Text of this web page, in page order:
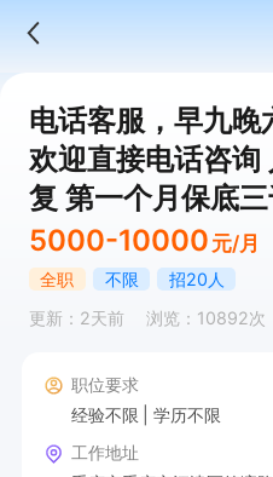
电话客服，早九晚
欢迎直接电话咨询
复 第一个月保底
5000-10000 元/月
全职 不限
招20人
更新：2天前
浏览：10892次
职位要求
经验不限
学历不限
工作地址